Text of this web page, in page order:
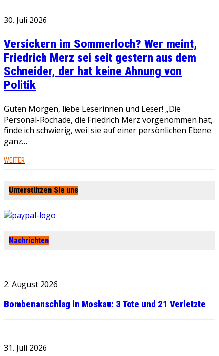
30. Juli 2026
Versickern im Sommerloch? Wer meint,
Friedrich Merz sei seit gestern aus dem
Schneider, der hat keine Ahnung von
Politik
Guten Morgen, liebe Leserinnen und Leser! „Die
Personal-Rochade, die Friedrich Merz vorgenommen hat,
finde ich schwierig, weil sie auf einer persönlichen Ebene
ganz…
WEITER
Unterstützen Sie uns
Nachrichten
2. August 2026
Bombenanschlag in Moskau: 3 Tote und 21 Verletzte
31. Juli 2026